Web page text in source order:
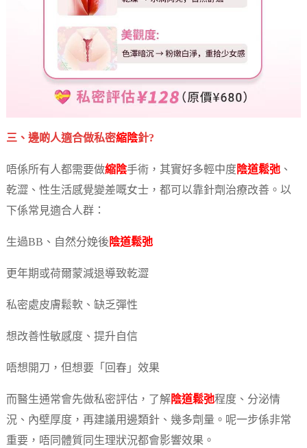
三、邊啲人適合做私密縮陰針?
唔係所有人都需要做縮陰手術，其實好多輕中度 陰道鬆弛、
乾澀、性生活感覺變差嘅女士，都可以靠針劑治療改善。以
下係常見適合人群：
生過BB、自然分娩後 陰道鬆弛
更年期或荷爾蒙減退導致乾澀
私密處皮膚鬆軟、缺乏彈性
想改善性敏感度、提升自信
唔想開刀，但想要「回春」效果
而醫生通常會先做私密評估，了解陰道鬆弛程度、分泌情
況、內壁厚度，再建議用邊類針、幾多劑量。呢一步係非常
重要，唔同體質同生理狀況都會影響效果。